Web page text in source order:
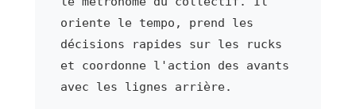
oriente le tempo, prend les
décisions rapides sur les rucks
et coordonne l'action des avants
avec les lignes arrière.